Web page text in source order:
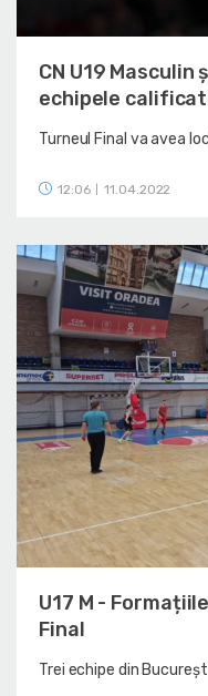
CN U19 Masculin
echipele
Turneul Final va avea
12:06 11.04.2022
U17 M -
Final
Trei echipe din